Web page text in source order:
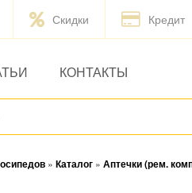
Скидки Кредит
КОНТАКТЫ
» Каталог » Аптечки (рем.